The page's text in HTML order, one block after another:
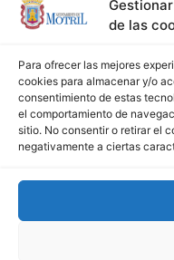
de las
Para ofrecer las mejores
cookies para almacenar y/o
consentimiento de estas
el comportamiento de
sitio. No consentir o retirar el
negativamente a ciertas